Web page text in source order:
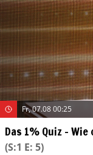
Fr, 07.08 00:25
Das 1% Quiz –
(S:1 E: 5)